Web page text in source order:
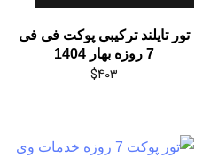
تور تایلند ترکیبی پوکت فی فی
7 روزه بهار 1404
$403